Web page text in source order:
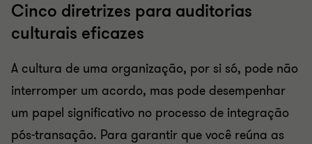
Cinco diretrizes para auditorias
culturais eficazes
A cultura de uma organização, por si só, pode não
interromper um acordo, mas pode desempenhar
um papel significativo no processo de integração
pós-transação. Para garantir que você reúna as